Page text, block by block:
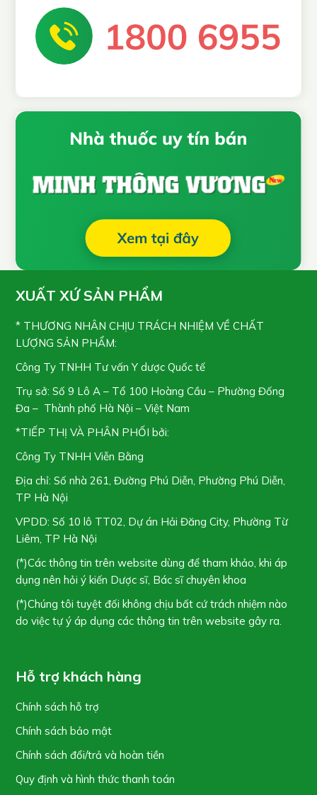
XUẤT XỨ SẢN PHẨM
* THƯƠNG NHÂN CHỊU TRÁCH NHIỆM VỀ CHẤT
LƯỢNG SẢN PHẨM:
Công Ty TNHH Tư vấn Y dược Quốc tế
Trụ sở: Số 9 Lô A – Tổ 100 Hoàng Cầu – Phường Đống
Đa – Thành phố Hà Nội – Việt Nam
*TIẾP THỊ VÀ PHÂN PHỐI bởi:
Công Ty TNHH Viễn Bằng
Địa chỉ: Số nhà 261, Đường Phú Diễn, Phường Phú Diễn,
TP Hà Nội
VPDD: Số 10 lô TT02, Dự án Hải Đăng City, Phường Từ
Liêm, TP Hà Nội
(*)Các thông tin trên website dùng để tham khảo, khi áp
dụng nên hỏi ý kiến Dược sĩ, Bác sĩ chuyên khoa
(*)Chúng tôi tuyệt đối không chịu bất cứ trách nhiệm nào
do việc tự ý áp dụng các thông tin trên website gây ra.
Hỗ trợ khách hàng
Chính sách hỗ trợ
Chính sách bảo mật
Chính sách đổi/trả và hoàn tiền
Quy định và hình thức thanh toán